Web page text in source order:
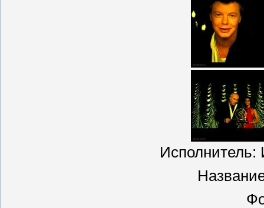
Исполнитель: